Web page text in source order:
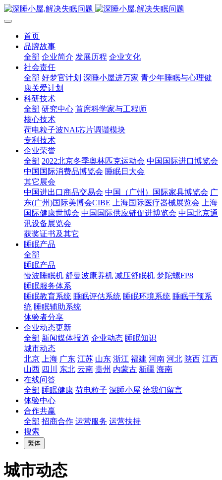
首页
品牌故事
全部 企业简介 发展历程 企业文化
社会责任
全部 好梦官计划 深睡小屋进万家 青少年睡眠与心理健
康关爱计划
科研技术
全部 研究中心 首席科学家与工程师
核心技术
荷电粒子波NAI芯片调谐模块
专利技术
企业荣誉
全部 2022北京冬季奥林匹克运动会 中国国际进口博览会
中国国际消费品博览会 睡眠日大会
其它展会
中国进出口商品交易会 中国（广州）国际家具博览会 广
东(广州)国际美博会CIBE
上海国际医疗器械展览会
上海
国际健康世博会 中国国际供应链促进博览会 中国北京通
讯设备展览会
获奖证书及其它
睡眠产品
全部
睡眠产品
慢波睡眠机 舒曼波康养机 减压舒眠机 梦陀螺FP8
睡眠服务体系
睡眠教育系统 睡眠评估系统 睡眠环境系统 睡眠干预系
统 睡眠辅助系统
体验者分享
企业动态更新
全部 新闻媒体报道 企业动态 睡眠知识
城市动态
北京
上海 广东 江苏 山东 浙江 福建 河南 河北 陕西 江西
山西 四川 东北 云南 贵州 内蒙古 新疆 海南
在线问答
全部 睡眠健康 荷电粒子 深睡小屋 给我们留言
体验中心
合作共赢
全部 招商合作 运营服务 运营扶持
搜索
繁体
城市动态